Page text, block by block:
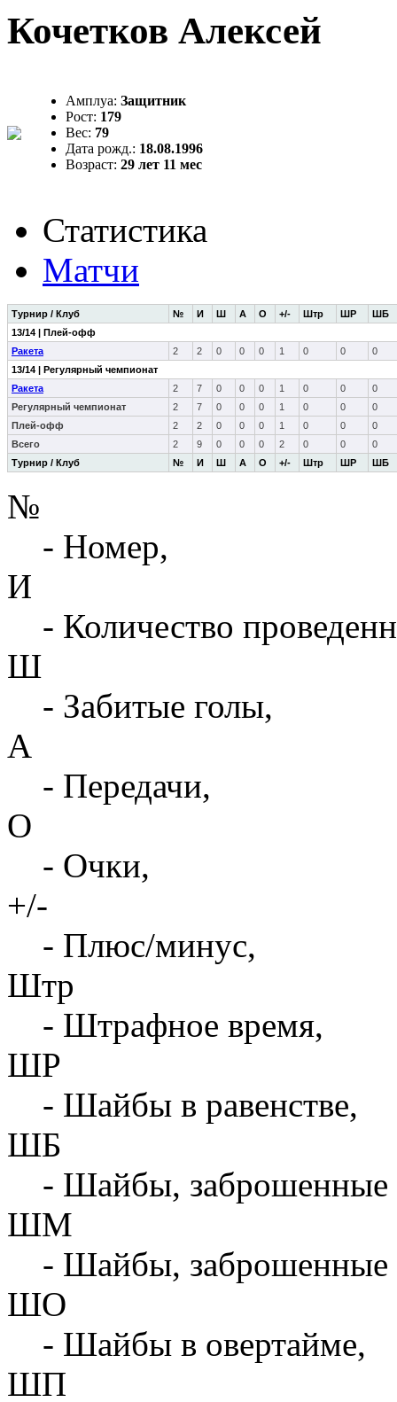
Кочетков Алексей
Амплуа: Защитник
Рост: 179
Вес: 79
Дата рожд.: 18.08.1996
Возраст: 29 лет 11 мес
Статистика
Матчи
Турнир / Клуб № И Ш А О +/- Штр ШР ШБ
Турнир / Клуб № И Ш А О +/- Штр ШР ШБ
13/14 | Плей-офф
Ракета
2 2 0 0 0 1 0 0
0
13/14 | Регулярный чемпионат
Ракета
2 7 0 0 0 1 0 0
0
Регулярный чемпионат
2 7 0 0 0 1 0 0
0
Плей-офф
2 2 0 0 0 1 0 0
0
Всего
2 9 0 0 0 2 0 0 0
№
- Номер,
И
- Количество
Ш
- Забитые голы,
А
- Передачи,
О
- Очки,
+/-
- Плюс/минус,
Штр
- Штрафное время,
ШР
- Шайбы в равенстве,
ШБ
- Шайбы, заброшенные
ШМ
- Шайбы, заброшенные
ШО
- Шайбы в овертайме,
ШП